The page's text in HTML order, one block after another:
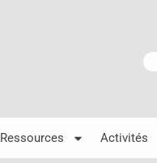
Ressources Activités